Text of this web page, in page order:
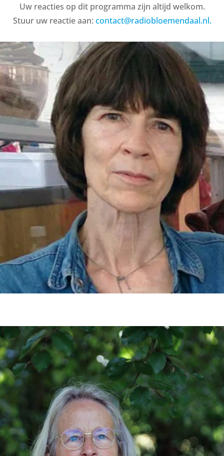
Uw reacties op dit programma zijn altijd welkom.
Stuur uw reactie aan: contact@radiobloemendaal.nl.